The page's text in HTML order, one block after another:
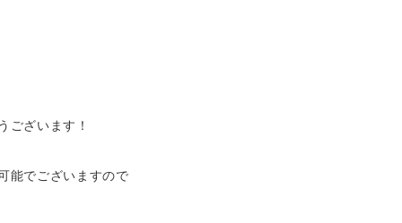
ございます！
能でございますので